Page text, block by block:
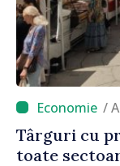
/
Târguri cu
toate